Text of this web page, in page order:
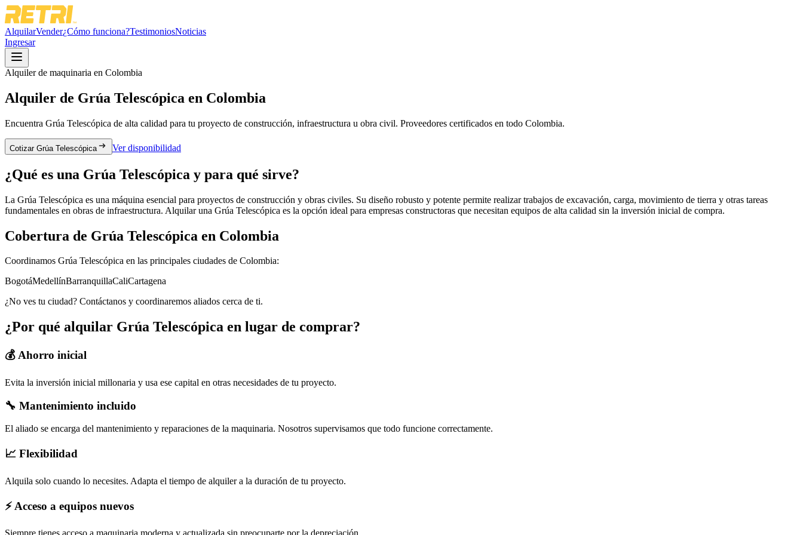
AlquilarVender¿Cómo funciona?TestimoniosNoticias
Ingresar
Alquiler de maquinaria en Colombia
Alquiler de Grúa Telescópica en Colombia
Encuentra Grúa Telescópica de alta calidad para tu proyecto de construcción, infraestructura u obra civil. Proveedores certificados en todo Colombia.
Cotizar Grúa Telescópica Ver disponibilidad
¿Qué es una Grúa Telescópica y para qué sirve?
La Grúa Telescópica es una máquina esencial para proyectos de construcción y obras civiles. Su diseño robusto y potente permite realizar trabajos de excavación, carga, movimiento de tierra y otras tareas
fundamentales en obras de infraestructura. Alquilar una Grúa Telescópica es la opción ideal para empresas constructoras que necesitan equipos de alta calidad sin la inversión inicial de compra.
Cobertura de Grúa Telescópica en Colombia
Coordinamos Grúa Telescópica en las principales ciudades de Colombia:
BogotáMedellínBarranquillaCaliCartagena
¿No ves tu ciudad? Contáctanos y coordinaremos aliados cerca de ti.
¿Por qué alquilar Grúa Telescópica en lugar de comprar?
💰 Ahorro inicial
Evita la inversión inicial millonaria y usa ese capital en otras necesidades de tu proyecto.
🔧 Mantenimiento incluido
El aliado se encarga del mantenimiento y reparaciones de la maquinaria. Nosotros supervisamos que todo funcione correctamente.
📈 Flexibilidad
Alquila solo cuando lo necesites. Adapta el tiempo de alquiler a la duración de tu proyecto.
⚡ Acceso a equipos nuevos